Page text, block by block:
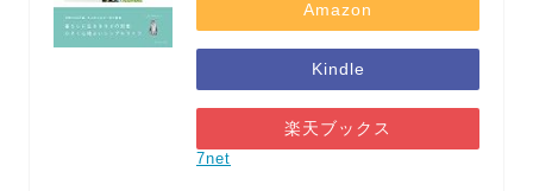
Amazon
Kindle
楽天ブックス
7net